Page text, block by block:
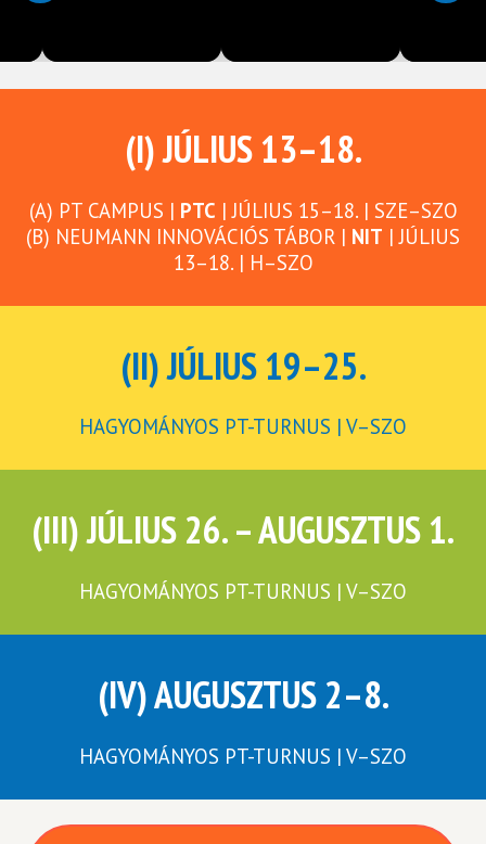
(I) JÚLIUS 13–18.
(A) PT CAMPUS | PTC | JÚLIUS 15–18. | SZE–SZO
(B) NEUMANN INNOVÁCIÓS TÁBOR | NIT | JÚLIUS
13–18. | H–SZO
(II) JÚLIUS 19–25.
HAGYOMÁNYOS PT-TURNUS | V–SZO
(III) JÚLIUS 26. – AUGUSZTUS 1.
HAGYOMÁNYOS PT-TURNUS | V–SZO
(IV) AUGUSZTUS 2–8.
HAGYOMÁNYOS PT-TURNUS | V–SZO